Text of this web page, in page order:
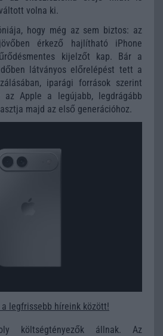
volna ki.
hogy még az sem biztos: az
érkező hajlítható iPhone
kijelzőt kap. Bár a
látványos előrelépést tett a
iparági források szerint
az Apple a legújabb, legdrágább
majd az első generációhoz.
legfrissebb híreink között!
költségtényezők állnak. Az